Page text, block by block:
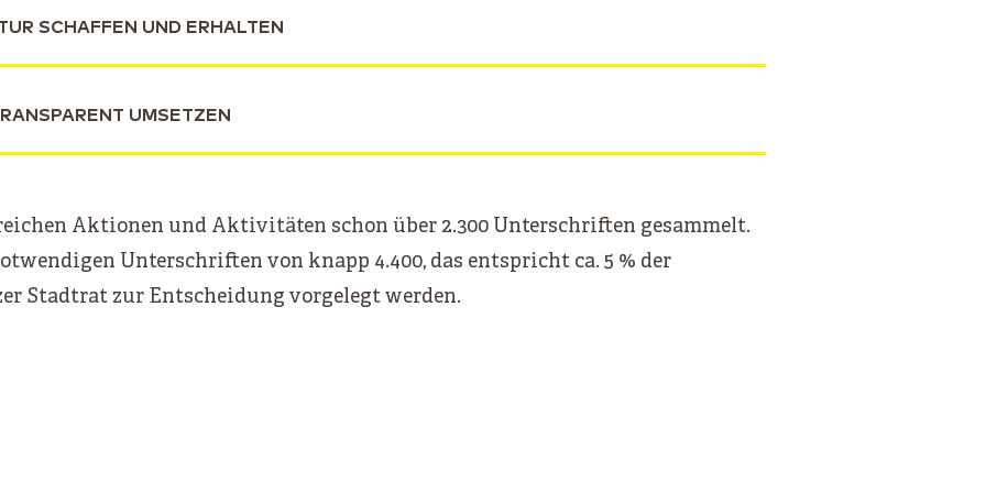
SCHAFFEN UND ERHALTEN
UMSETZEN
Aktionen und Aktivitäten schon über 2.300 Unterschriften gesammelt.
Unterschriften von knapp 4.400, das entspricht ca. 5 % der
Stadtrat zur Entscheidung vorgelegt werden.